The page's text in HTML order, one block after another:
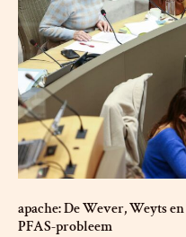
2
afgekeurd
door
OVAM
apache: De Wever, Weyts
PFAS-probleem